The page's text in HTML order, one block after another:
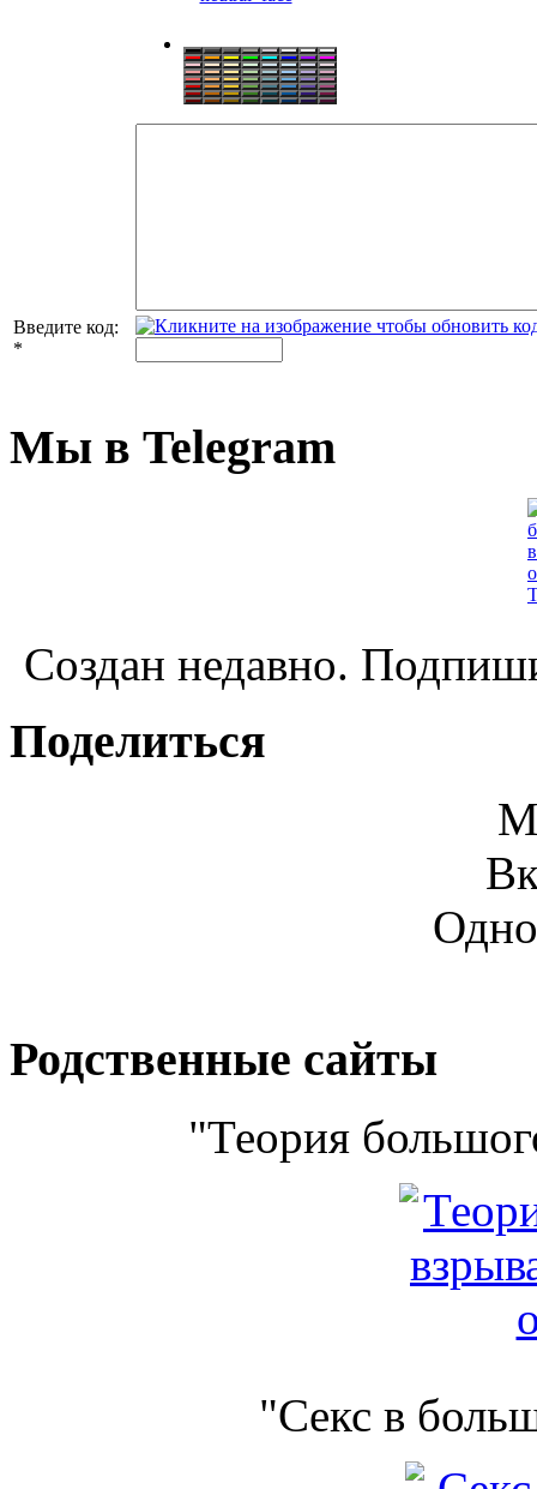
Введите код:
*
Мы в Telegram
Создан недавно.
Поделиться
Родственные сайты
"Теория
"Секс в